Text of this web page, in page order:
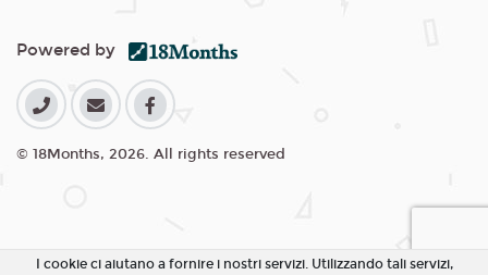
Powered by
© 18Months, 2026. All rights reserved
I cookie ci aiutano a fornire i nostri servizi. Utilizzando tali servizi,